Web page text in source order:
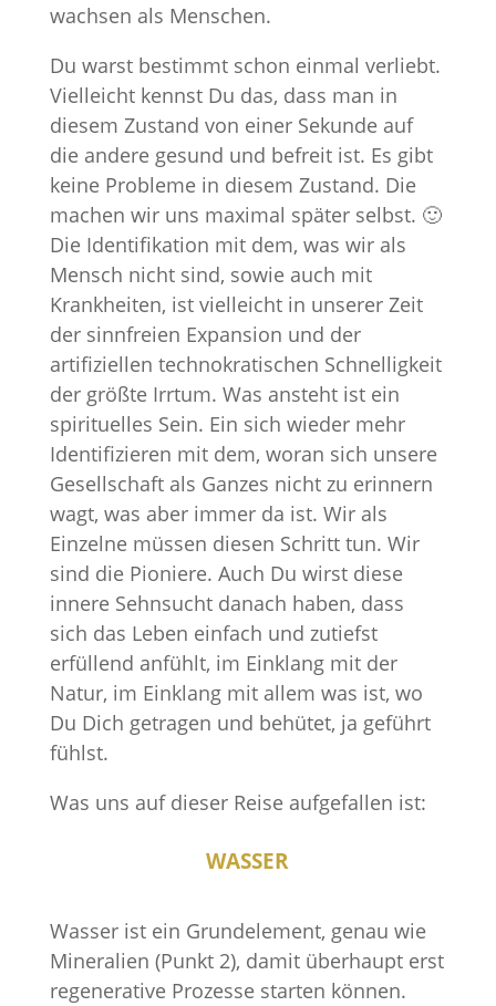
wachsen als Menschen.
Du warst bestimmt schon einmal verliebt.
Vielleicht kennst Du das, dass man in
diesem Zustand von einer Sekunde auf
die andere gesund und befreit ist. Es gibt
keine Probleme in diesem Zustand. Die
machen wir uns maximal später selbst. 🙂
Die Identifikation mit dem, was wir als
Mensch nicht sind, sowie auch mit
Krankheiten, ist vielleicht in unserer Zeit
der sinnfreien Expansion und der
artifiziellen technokratischen Schnelligkeit
der größte Irrtum. Was ansteht ist ein
spirituelles Sein. Ein sich wieder mehr
Identifizieren mit dem, woran sich unsere
Gesellschaft als Ganzes nicht zu erinnern
wagt, was aber immer da ist. Wir als
Einzelne müssen diesen Schritt tun. Wir
sind die Pioniere. Auch Du wirst diese
innere Sehnsucht danach haben, dass
sich das Leben einfach und zutiefst
erfüllend anfühlt, im Einklang mit der
Natur, im Einklang mit allem was ist, wo
Du Dich getragen und behütet, ja geführt
fühlst.
Was uns auf dieser Reise aufgefallen ist:
WASSER
Wasser ist ein Grundelement, genau wie
Mineralien (Punkt 2), damit überhaupt erst
regenerative Prozesse starten können.